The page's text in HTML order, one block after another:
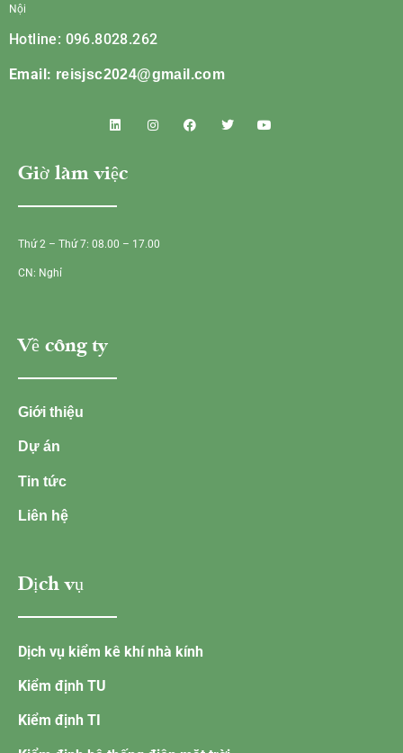
Nội
Hotline: 096.8028.262
Email: reisjsc2024@gmail.com
Giờ làm việc
Thứ 2 – Thứ 7: 08.00 – 17.00
CN: Nghỉ
Về công ty
Giới thiệu
Dự án
Tin tức
Liên hệ
Dịch vụ
Dịch vụ kiểm kê khí nhà kính
Kiểm định TU
Kiểm định TI